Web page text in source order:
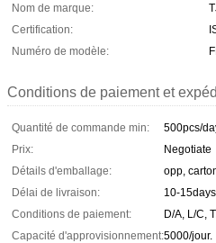
Nom de marque:
Certification:
Numéro de modèle:
Conditions de paiement et
Quantité de commande min:
500pcs/
Prix:
Negotiate
Détails d'emballage:
opp,
Délai de livraison:
10-15days
Conditions de paiement:
D/A, L/C,
Capacité d'approvisionnement:5000/jour.